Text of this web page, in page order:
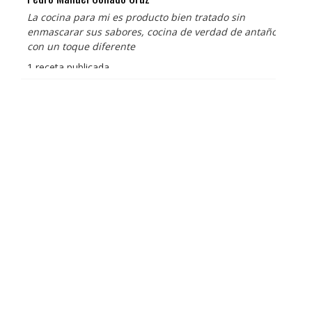
La cocina para mi es producto bien tratado sin
enmascarar sus sabores, cocina de verdad de antaño
con un toque diferente
1 receta publicada